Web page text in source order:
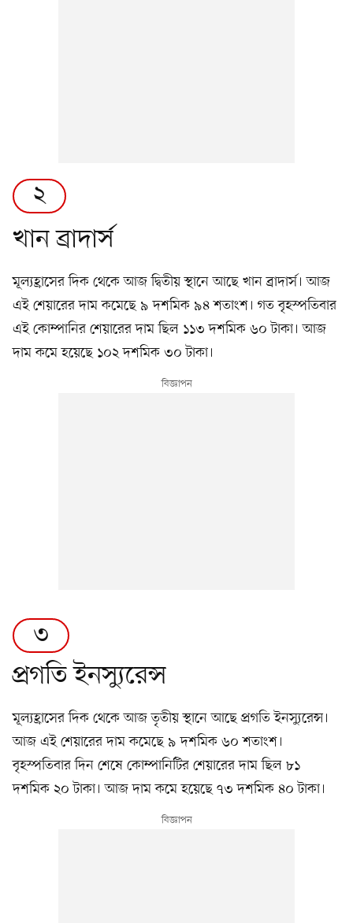
২
খান ব্রাদার্স
মূল্যহ্রাসের দিক থেকে আজ দ্বিতীয় স্থানে আছে খান ব্রাদার্স। আজ
এই শেয়ারের দাম কমেছে ৯ দশমিক ৯৪ শতাংশ। গত বৃহস্পতিবার
এই কোম্পানির শেয়ারের দাম ছিল ১১৩ দশমিক ৬০ টাকা। আজ
দাম কমে হয়েছে ১০২ দশমিক ৩০ টাকা।
৩
প্রগতি ইনস্যুরেন্স
মূল্যহ্রাসের দিক থেকে আজ তৃতীয় স্থানে আছে প্রগতি ইনস্যুরেন্স।
আজ এই শেয়ারের দাম কমেছে ৯ দশমিক ৬০ শতাংশ।
বৃহস্পতিবার দিন শেষে কোম্পানিটির শেয়ারের দাম ছিল ৮১
দশমিক ২০ টাকা। আজ দাম কমে হয়েছে ৭৩ দশমিক ৪০ টাকা।